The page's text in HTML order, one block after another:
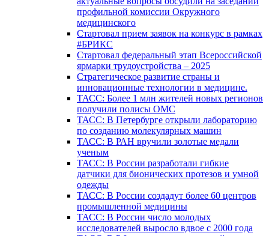
профильной комиссии Окружного
медицинского
Стартовал прием заявок на конкурс в рамках
#БРИКС
Стартовал федеральный этап Всероссийской
ярмарки трудоустройства – 2025
Стратегическое развитие страны и
инновационные технологии в медицине.
ТАСС: Более 1 млн жителей новых регионов
получили полисы ОМС
ТАСС: В Петербурге открыли лабораторию
по созданию молекулярных машин
ТАСС: В РАН вручили золотые медали
ученым
ТАСС: В России разработали гибкие
датчики для бионических протезов и умной
одежды
ТАСС: В России создадут более 60 центров
промышленной медицины
ТАСС: В России число молодых
исследователей выросло вдвое с 2000 года